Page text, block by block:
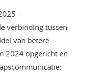
–
verbinding tussen
van betere
2024 opgericht en